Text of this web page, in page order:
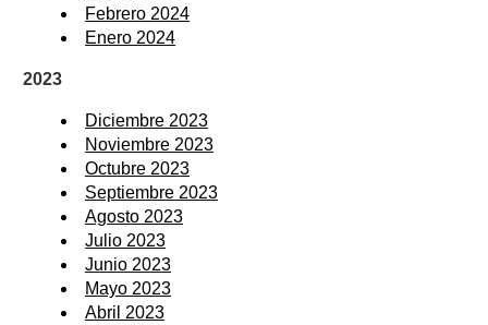
Febrero 2024
Enero 2024
2023
Diciembre 2023
Noviembre 2023
Octubre 2023
Septiembre 2023
Agosto 2023
Julio 2023
Junio 2023
Mayo 2023
Abril 2023